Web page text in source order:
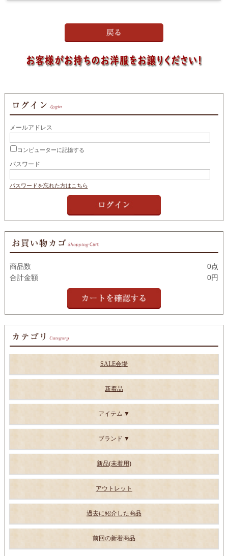
メールアドレス
コンピューターに記憶する
パスワード
パスワードを忘れた方はこちら
商品数
0点
合計金額
0円
SALE会場
新着品
アイテム
ブランド
新品(未着用)
アウトレット
過去に紹介した商品
前回の新着商品